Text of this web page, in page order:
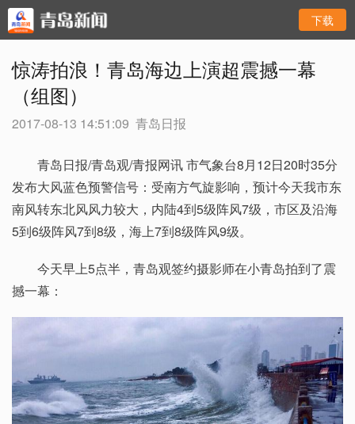
下载
惊涛拍浪！青岛海边上演超震撼一幕
（组图）
2017-08-13 14:51:09 青岛日报
青岛日报/青岛观/青报网讯 市气象台8月12日20时35分
发布大风蓝色预警信号：受南方气旋影响，预计今天我市东
南风转东北风风力较大，内陆4到5级阵风7级，市区及沿海
5到6级阵风7到8级，海上7到8级阵风9级。
今天早上5点半，青岛观签约摄影师在小青岛拍到了震
撼一幕：